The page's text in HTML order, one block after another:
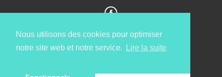
Nous utilisons des cookies pour optimiser
notre site web et notre service.
Lire la suite